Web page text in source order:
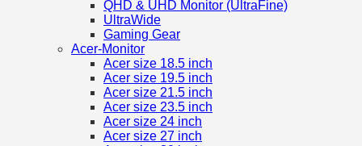
QHD & UHD Monitor (UltraFine)
UltraWide
Gaming Gear
Acer-Monitor
Acer size 18.5 inch
Acer size 19.5 inch
Acer size 21.5 inch
Acer size 23.5 inch
Acer size 24 inch
Acer size 27 inch